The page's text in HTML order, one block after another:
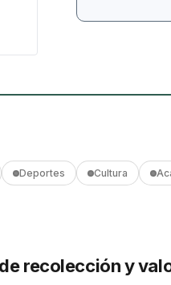
Deportes Cultura
recolección y